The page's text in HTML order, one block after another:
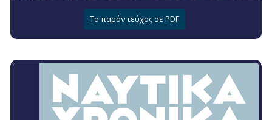
Το παρόν τεύχος σε PDF